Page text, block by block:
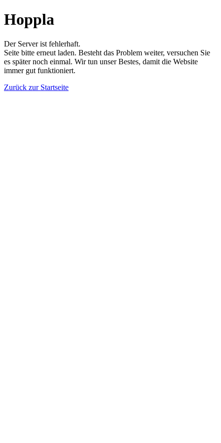
Hoppla
Der Server ist fehlerhaft.
Seite bitte erneut laden. Besteht das Problem weiter, versuchen Sie
es später noch einmal. Wir tun unser Bestes, damit die Website
immer gut funktioniert.
Zurück zur Startseite